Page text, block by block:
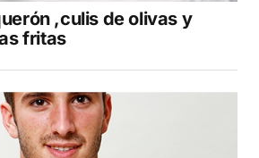
,culis de olivas y
fritas